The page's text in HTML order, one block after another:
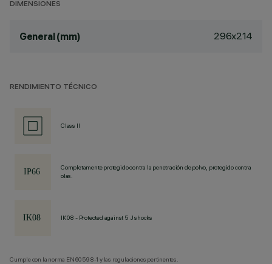
DIMENSIONES
General (mm) 296x214
RENDIMIENTO TÉCNICO
Class II
Completamente protegido contra la penetración de polvo, protegido contra
olas.
IK08 - Protected against 5 J shocks
Cumple con la norma EN60598-1 y las regulaciones pertinentes.